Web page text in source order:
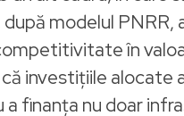
după modelul
în
investițiile alocate
a finanța nu doar